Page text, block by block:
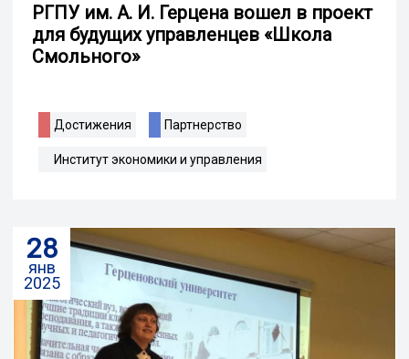
РГПУ им. А. И. Герцена вошел в проект
для будущих управленцев «Школа
Смольного»
Достижения Партнерство
Институт экономики и управления
28
янв
2025